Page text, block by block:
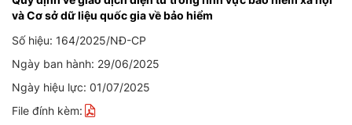
và Cơ sở dữ liệu quốc gia về bảo hiểm
Số hiệu: 164/2025/NĐ-CP
Ngày ban hành: 29/06/2025
Ngày hiệu lực: 01/07/2025
File đính kèm: